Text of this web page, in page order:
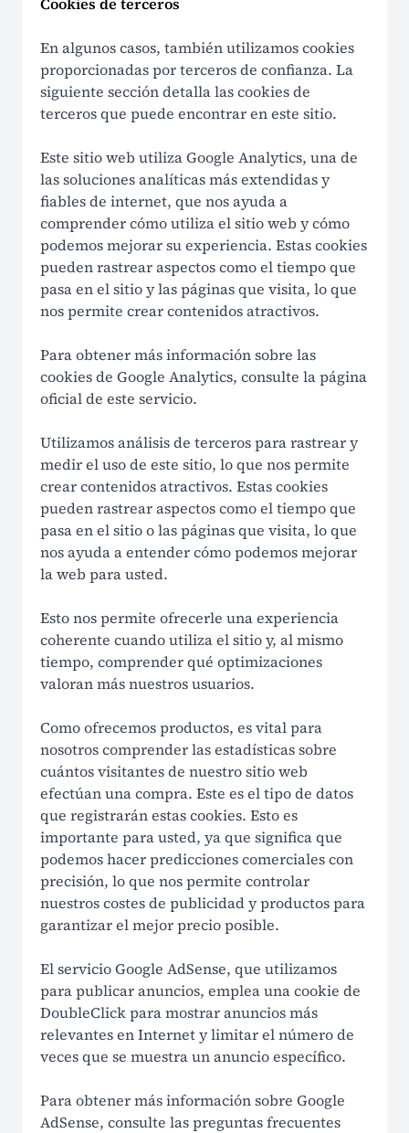
En algunos casos, también utilizamos cookies
proporcionadas por terceros de confianza. La
siguiente sección detalla las cookies de
terceros que puede encontrar en este sitio.
Este sitio web utiliza Google Analytics, una de
las soluciones analíticas más extendidas y
fiables de internet, que nos ayuda a
comprender cómo utiliza el sitio web y cómo
podemos mejorar su experiencia. Estas cookies
pueden rastrear aspectos como el tiempo que
pasa en el sitio y las páginas que visita, lo que
nos permite crear contenidos atractivos.
Para obtener más información sobre las
cookies de Google Analytics, consulte la página
oficial de este servicio.
Utilizamos análisis de terceros para rastrear y
medir el uso de este sitio, lo que nos permite
crear contenidos atractivos. Estas cookies
pueden rastrear aspectos como el tiempo que
pasa en el sitio o las páginas que visita, lo que
nos ayuda a entender cómo podemos mejorar
la web para usted.
Esto nos permite ofrecerle una experiencia
coherente cuando utiliza el sitio y, al mismo
tiempo, comprender qué optimizaciones
valoran más nuestros usuarios.
Como ofrecemos productos, es vital para
nosotros comprender las estadísticas sobre
cuántos visitantes de nuestro sitio web
efectúan una compra. Este es el tipo de datos
que registrarán estas cookies. Esto es
importante para usted, ya que significa que
podemos hacer predicciones comerciales con
precisión, lo que nos permite controlar
nuestros costes de publicidad y productos para
garantizar el mejor precio posible.
El servicio Google AdSense, que utilizamos
para publicar anuncios, emplea una cookie de
DoubleClick para mostrar anuncios más
relevantes en Internet y limitar el número de
veces que se muestra un anuncio específico.
Para obtener más información sobre Google
AdSense, consulte las preguntas frecuentes